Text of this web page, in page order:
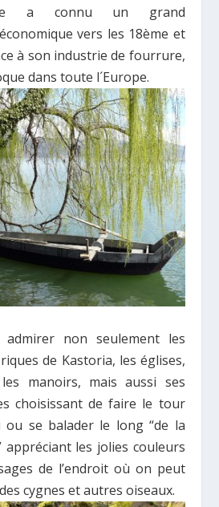
a connu un grand
vers les 18ème et
à son industrie de fourrure,
dans toute l´Europe.
non seulement les
de Kastoria, les églises,
manoirs, mais aussi ses
choisissant de faire le tour
se balader le long “de la
appréciant les jolies couleurs
de l’endroit où on peut
cygnes et autres oiseaux.